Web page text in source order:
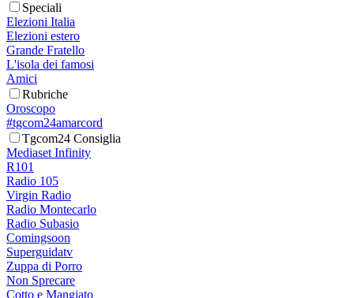
Speciali
Elezioni Italia
Elezioni estero
Grande Fratello
L'isola dei famosi
Amici
Rubriche
Oroscopo
#tgcom24amarcord
Tgcom24 Consiglia
Mediaset Infinity
R101
Radio 105
Virgin Radio
Radio Montecarlo
Radio Subasio
Comingsoon
Superguidatv
Zuppa di Porro
Non Sprecare
Cotto e Mangiato